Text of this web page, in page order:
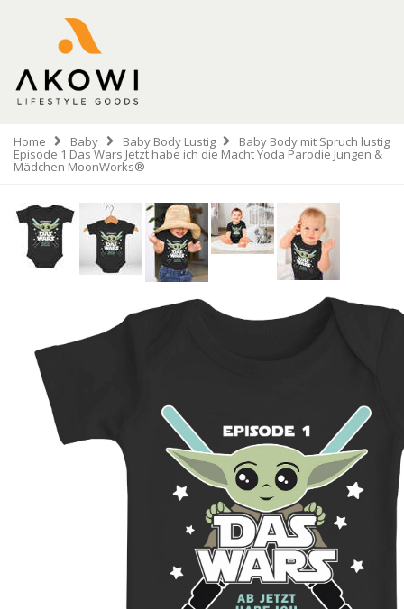
Home Baby Baby Body Lustig Baby Body mit Spruch lustig
Episode 1 Das Wars Jetzt habe ich die Macht Yoda Parodie Jungen &
Mädchen MoonWorks®